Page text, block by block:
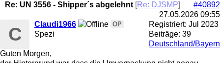
Re: UN 3556 - Shipper´s abgelehnt [Re: DJSMP]
#40892
27.05.2026 09:55
Registriert: Jul 2023
Beiträge: 39
Deutschland/Bayern
C Claudi1966 OP
Spezi
Guten Morgen,